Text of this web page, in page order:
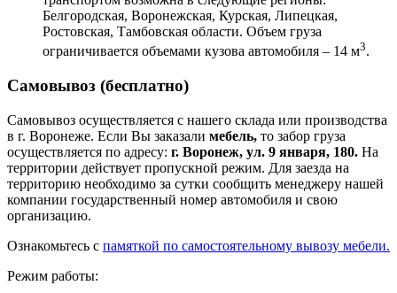
Белгородская, Воронежская, Курская, Липецкая,
Ростовская, Тамбовская области. Объем груза
ограничивается объемами кузова автомобиля – 14 м3.
Самовывоз (бесплатно)
Самовывоз осуществляется с нашего склада или производства
в г. Воронеже. Если Вы заказали мебель, то забор груза
осуществляется по адресу: г. Воронеж, ул. 9 января, 180. На
территории действует пропускной режим. Для заезда на
территорию необходимо за сутки сообщить менеджеру нашей
компании государственный номер автомобиля и свою
организацию.
Ознакомьтесь с памяткой по самостоятельному вывозу мебели.
Режим работы: